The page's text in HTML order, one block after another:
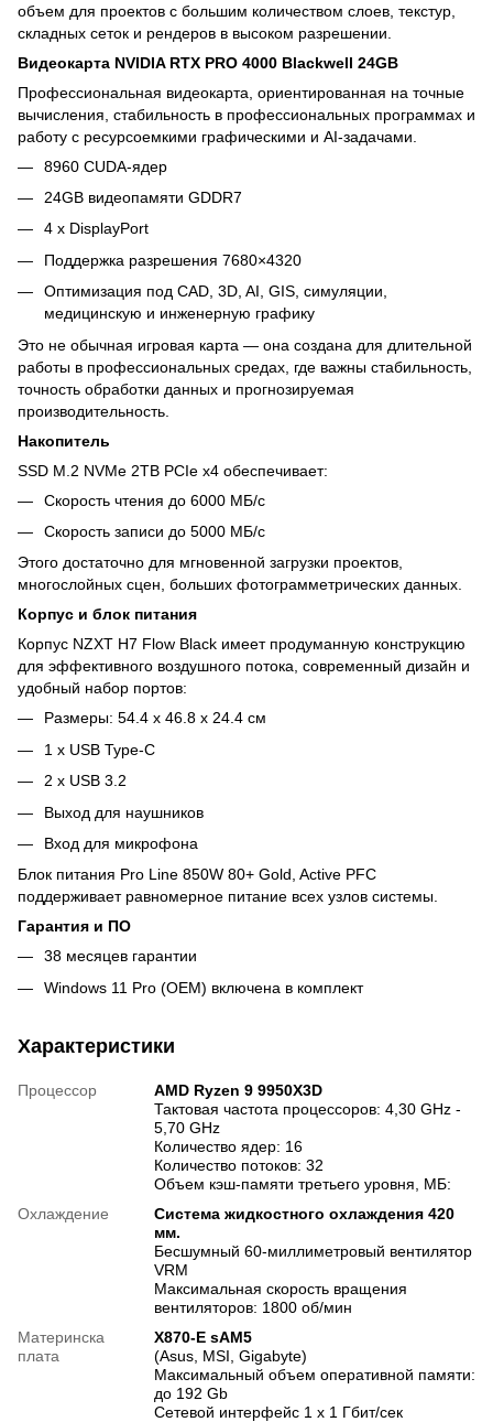
объем для проектов с большим количеством слоев, текстур,
складных сеток и рендеров в высоком разрешении.
Видеокарта NVIDIA RTX PRO 4000 Blackwell 24GB
Профессиональная видеокарта, ориентированная на точные
вычисления, стабильность в профессиональных программах и
работу с ресурсоемкими графическими и AI-задачами.
8960 CUDA-ядер
24GB видеопамяти GDDR7
4 х DisplayPort
Поддержка разрешения 7680×4320
Оптимизация под CAD, 3D, AI, GIS, симуляции,
медицинскую и инженерную графику
Это не обычная игровая карта — она создана для длительной
работы в профессиональных средах, где важны стабильность,
точность обработки данных и прогнозируемая
производительность.
Накопитель
SSD M.2 NVMe 2TB PCIe x4 обеспечивает:
Скорость чтения до 6000 МБ/с
Скорость записи до 5000 МБ/с
Этого достаточно для мгновенной загрузки проектов,
многослойных сцен, больших фотограмметрических данных.
Корпус и блок питания
Корпус NZXT H7 Flow Black имеет продуманную конструкцию
для эффективного воздушного потока, современный дизайн и
удобный набор портов:
Размеры: 54.4 х 46.8 х 24.4 см
1 х USB Type-C
2 х USB 3.2
Выход для наушников
Вход для микрофона
Блок питания Pro Line 850W 80+ Gold, Active PFC
поддерживает равномерное питание всех узлов системы.
Гарантия и ПО
38 месяцев гарантии
Windows 11 Pro (OEM) включена в комплект
Характеристики
Процессор
AMD Ryzen 9 9950X3D
Тактовая частота процессоров: 4,30 GHz -
5,70 GHz
Количество ядер: 16
Количество потоков: 32
Объем кэш-памяти третьего уровня, МБ:
Охлаждение
Система жидкостного охлаждения 420
мм.
Бесшумный 60-миллиметровый вентилятор
VRM
Максимальная скорость вращения
вентиляторов: 1800 об/мин
Материнска
плата
X870-E sAM5
(Asus, MSI, Gigabyte)
Максимальный объем оперативной памяти:
до 192 Gb
Сетевой интерфейс 1 х 1 Гбит/сек